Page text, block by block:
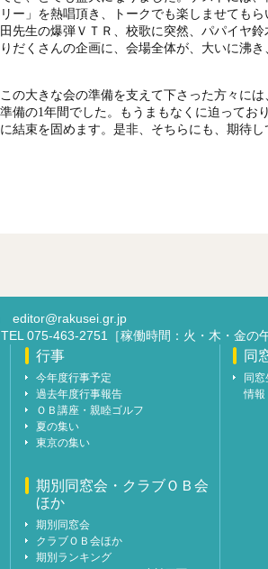
ー」を熱唱頂き、トークでも楽しませてもら
先生の爆弾ＶＴＲ、校歌に突然、パパイヤ鈴
だくさんの企画に、会場全体が、大いに沸き
の大きな会の準備を支えて下さった方々には
備の1年間でした。もうまもなくに迫ってお
結束を固めます。是非、そちらにも、期待し
editor@rakusei.gr.jp
075-463-2751［稼働時間：火・木・金の午
行事
今年度行事予定
過去年度行事報告
ＯＢ講座・親睦ゴルフ
夏の集い
東京の集い
期別同窓会・クラブＯＢ会
ほか
期別同窓会
クラブＯＢ会ほか
期別ランキング
同
同
情報